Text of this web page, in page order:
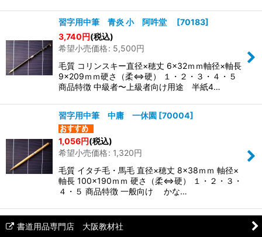
習字用中筆 青炎 小 阿吽堂 [70183]
3,740円(税込)
希望小売価格: 5,500円
毛質 コリンスキー直径×穂丈 6×32ｍｍ軸径×軸長
9×209ｍｍ硬さ（柔⇔硬） １・２・３・４・５
商品特徴 中級者〜上級者向け用途 半紙4…
習字用中筆 中庸 一休園 [70004]
1,056円(税込)
希望小売価格: 1,320円
毛質 イタチ毛・馬毛 直径×穂丈 8×38ｍｍ 軸径×
軸長 100×190ｍｍ 硬さ（柔⇔硬） １・２・３・
４・５ 商品特徴 一般向け かな…
書道用品専門店 大阪教材社